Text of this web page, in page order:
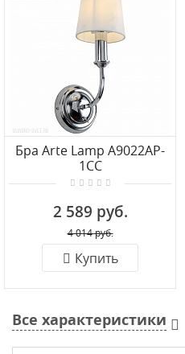
Бра Arte Lamp A9022AP-
1CC
2 589 руб.
4 014 руб.
Купить
Все характеристики